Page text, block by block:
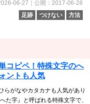
06-27｜公開：2017-06-28
足跡
つけない 方法
コピペ！特殊文字のへ
ントも人気
らがなやカタカナも人気があり
た字』と呼ばれる特殊文字で、